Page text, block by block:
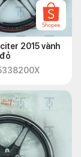
2015 vành